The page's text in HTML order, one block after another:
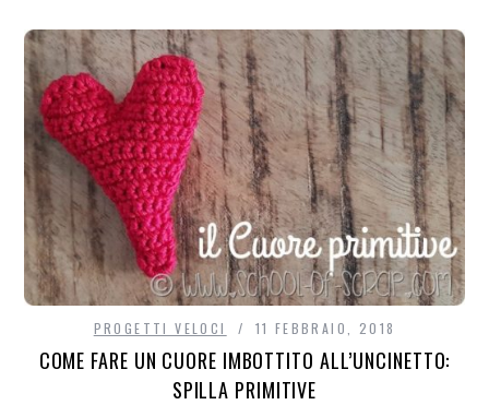
PROGETTI VELOCI 11 FEBBRAIO, 2018
COME FARE UN CUORE IMBOTTITO ALL’UNCINETTO:
SPILLA PRIMITIVE